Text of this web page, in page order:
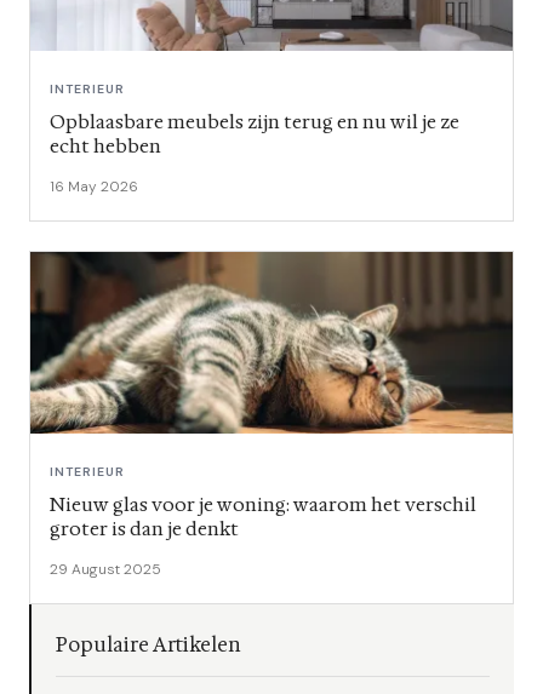
INTERIEUR
Opblaasbare meubels zijn terug en nu wil je ze
echt hebben
16 May 2026
INTERIEUR
Nieuw glas voor je woning: waarom het verschil
groter is dan je denkt
29 August 2025
Populaire Artikelen